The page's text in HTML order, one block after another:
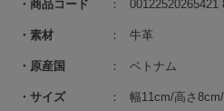
商品コード 00122520265421
素材 牛革
原産国 ベトナム
サイズ 幅11cm/高さ